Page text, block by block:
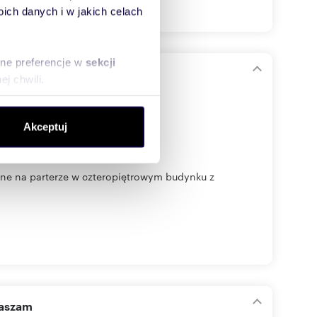
danych i w jakich celach
preferencje w sekcji
chwili.
społecznościowym,
od Ciebie lub
Akceptuj
na parterze w czteropiętrowym budynku z